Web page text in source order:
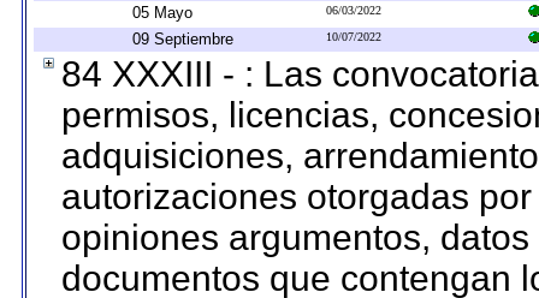
05 Mayo 06/03/2022
09 Septiembre 10/07/2022
84 XXXIII - : Las
permisos, licencias,
adquisiciones,
autorizaciones otorgadas
opiniones argumentos,
documentos que contengan